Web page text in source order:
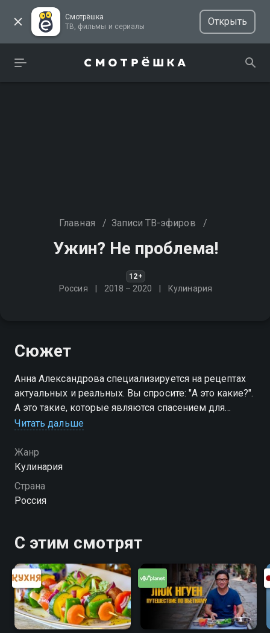
Смотрёшка
ТВ, фильмы и сериалы
Открыть
Главная / Записи ТВ-эфиров /
Ужин? Не проблема!
12+
Россия 2018 – 2020 Кулинария
Сюжет
Анна Александрова специализируется на рецептах
актуальных и реальных. Вы спросите: "А это какие?".
А это такие, которые являются спасением для
вечерней уставшей хозяйки, которой после работы
Читать дальше
Жанр
Кулинария
Страна
Россия
С этим смотрят